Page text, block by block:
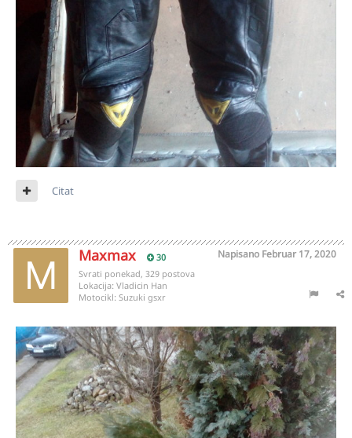
Citat
Maxmax 30 Napisano Februar 17, 2020
Svrati ponekad, 329 postova
Lokacija: Vladicin Han
Motocikl: Suzuki gsxr